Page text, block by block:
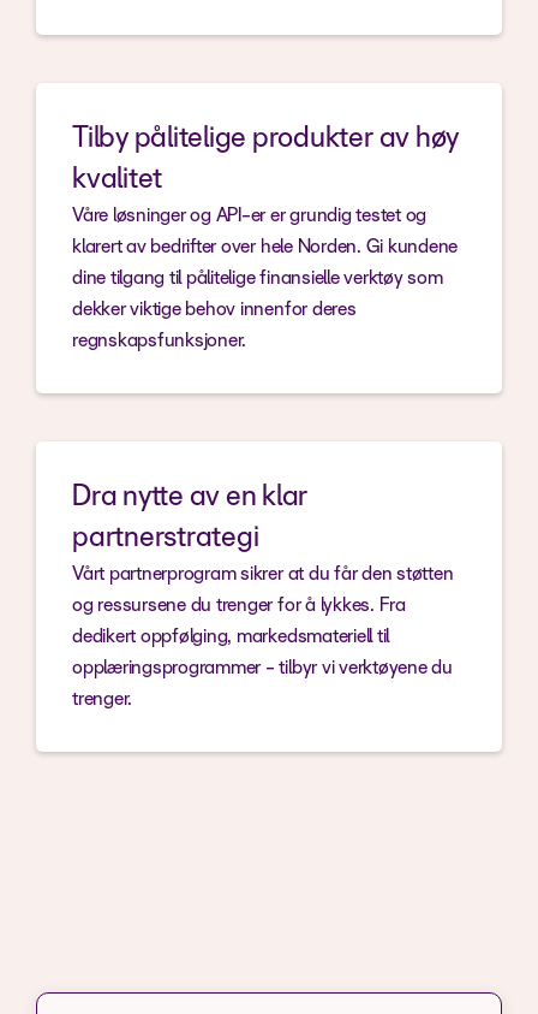
Tilby pålitelige produkter av høy
kvalitet
Våre løsninger og API-er er grundig testet og
klarert av bedrifter over hele Norden. Gi kundene
dine tilgang til pålitelige finansielle verktøy som
dekker viktige behov innenfor deres
regnskapsfunksjoner.
Dra nytte av en klar
partnerstrategi
Vårt partnerprogram sikrer at du får den støtten
og ressursene du trenger for å lykkes. Fra
dedikert oppfølging, markedsmateriell til
opplæringsprogrammer - tilbyr vi verktøyene du
trenger.